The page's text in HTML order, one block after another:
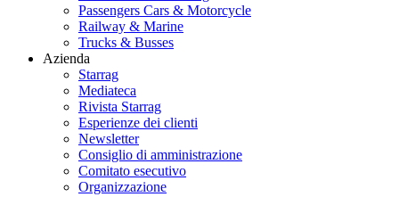
Passengers Cars & Motorcycle
Railway & Marine
Trucks & Busses
Azienda
Starrag
Mediateca
Rivista Starrag
Esperienze dei clienti
Newsletter
Consiglio di amministrazione
Comitato esecutivo
Organizzazione